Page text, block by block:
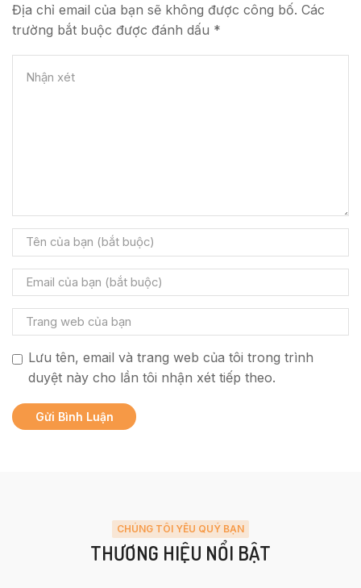
Địa chỉ email của bạn sẽ không được công bố. Các
trường bắt buộc được đánh dấu *
Lưu tên, email và trang web của tôi trong trình
duyệt này cho lần tôi nhận xét tiếp theo.
CHÚNG TÔI YÊU QUÝ BẠN
THƯƠNG HIỆU NỔI BẬT